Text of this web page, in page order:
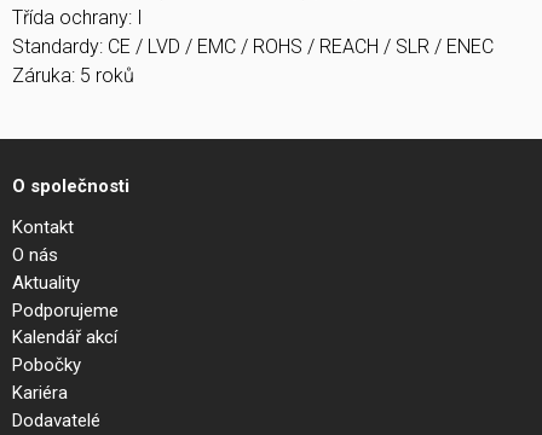
Třída ochrany: I
Standardy: CE / LVD / EMC / ROHS / REACH / SLR / ENEC
Záruka: 5 roků
O společnosti
Kontakt
O nás
Aktuality
Podporujeme
Kalendář akcí
Pobočky
Kariéra
Dodavatelé